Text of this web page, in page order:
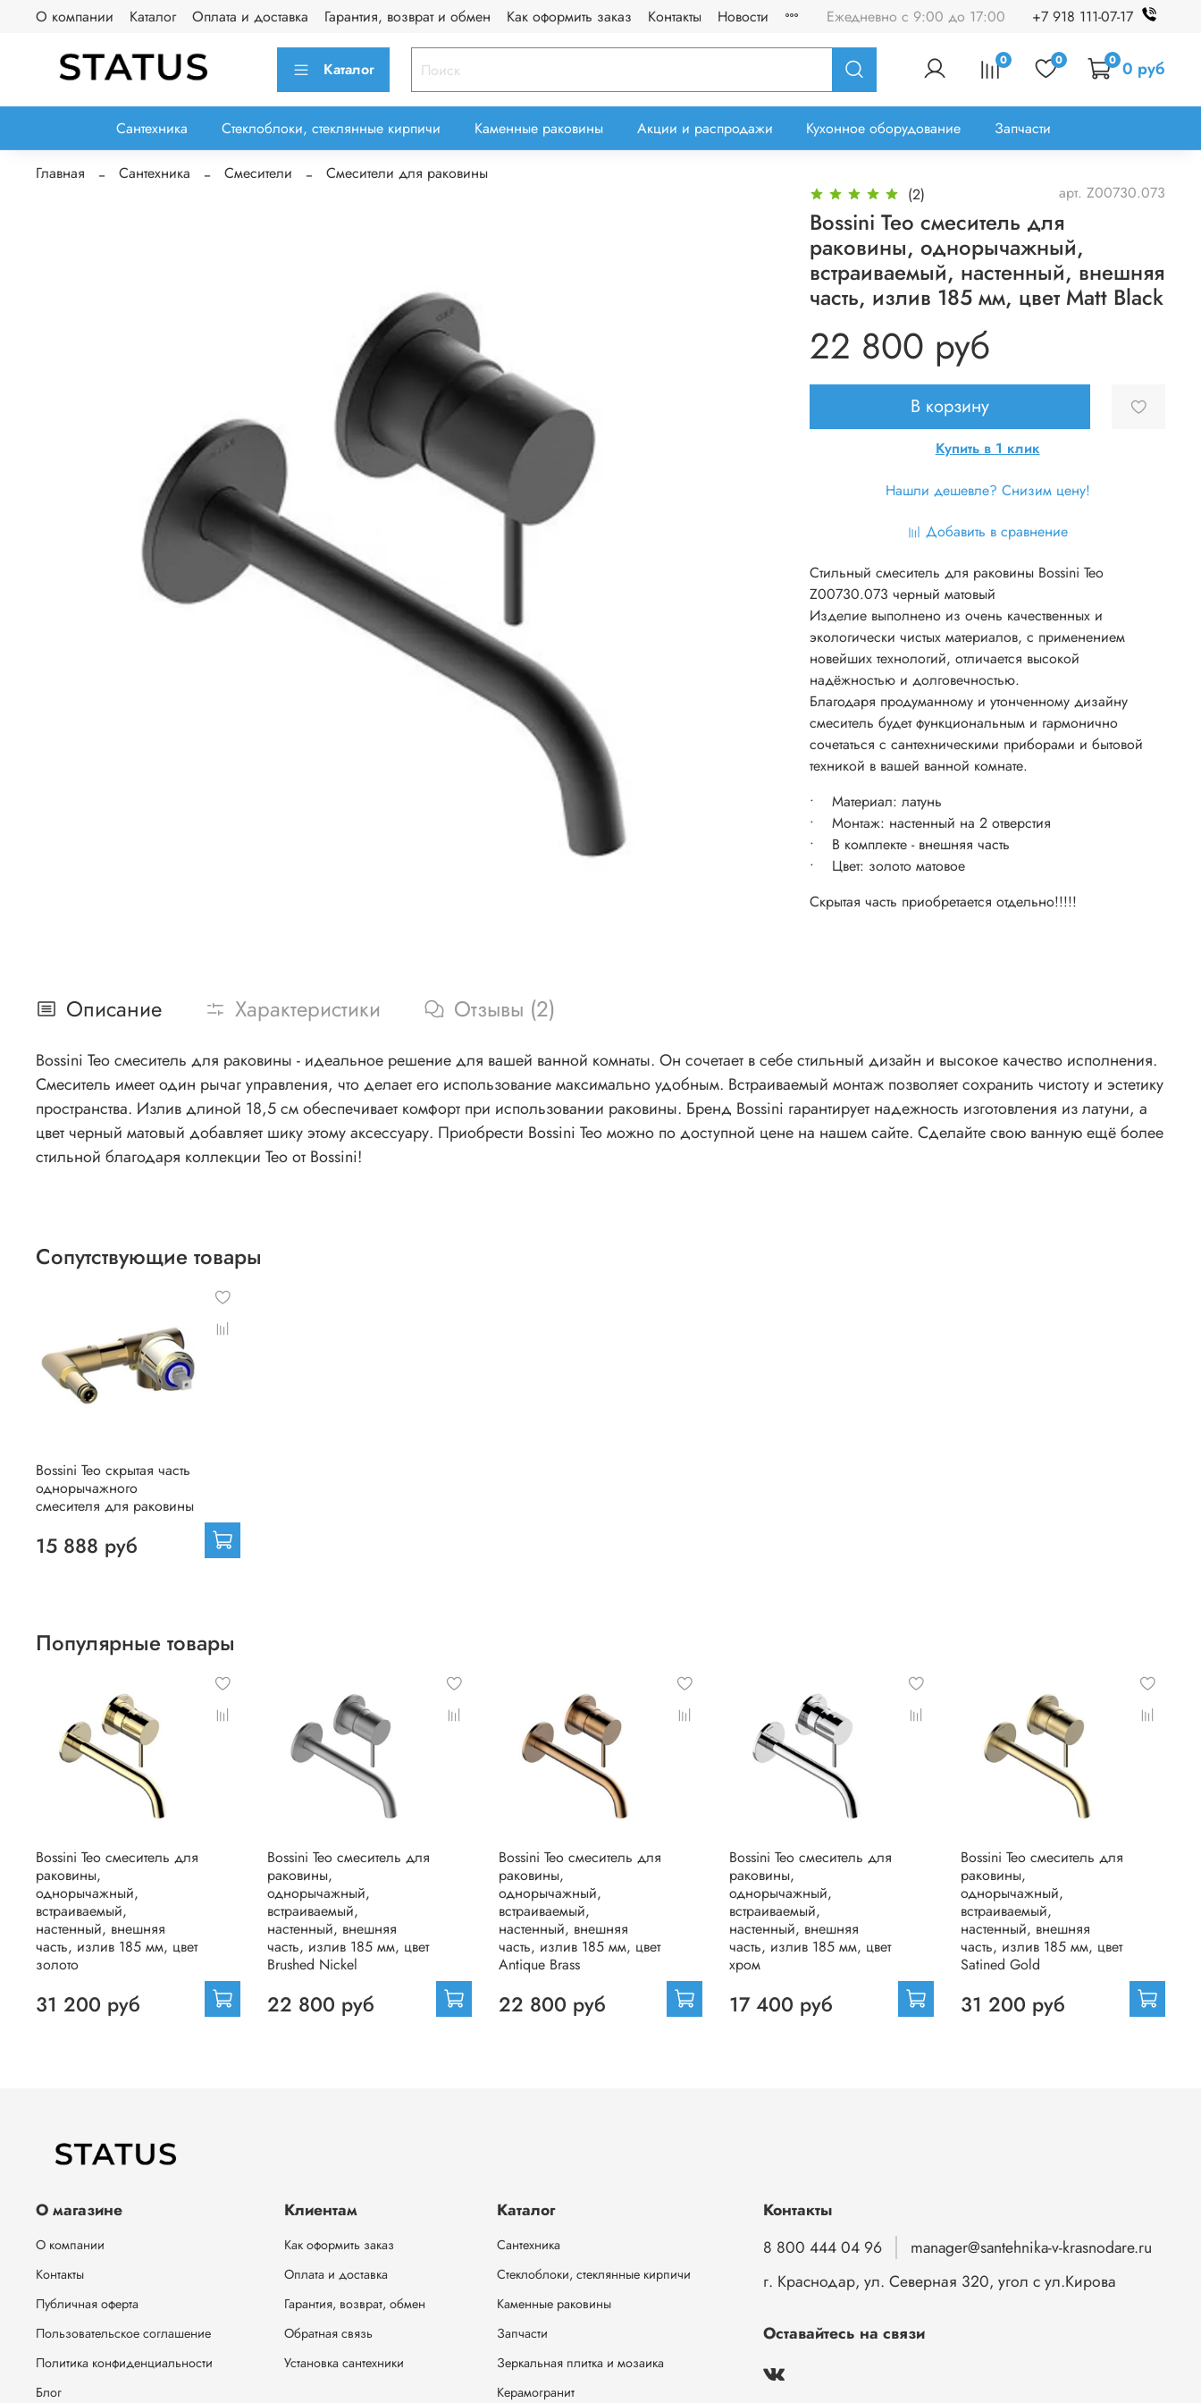
О компании Каталог Оплата и доставка Гарантия, возврат и обмен Как оформить заказ Контакты Новости Ежедневно с 9:00 до 17:00 +7 918 111-07-17
Каталог 0 0 0 0 руб
Сантехника Стеклоблоки, стеклянные кирпичи Каменные раковины Акции и распродажи Кухонное оборудование Запчасти
Главная Сантехника Смесители
Смесители для раковины
(2)
арт. Z00730.073
Bossini Teo смеситель для
раковины, однорычажный,
встраиваемый, настенный, внешняя
часть, излив 185 мм, цвет Matt Black
22 800 руб
В корзину
Купить в 1 клик
Нашли дешевле? Снизим цену!
Добавить в сравнение
Стильный смеситель для раковины Bossini Teo
Z00730.073 черный матовый
Изделие выполнено из очень качественных и
экологически чистых материалов, с применением
новейших технологий, отличается высокой
надёжностью и долговечностью.
Благодаря продуманному и утонченному дизайну
смеситель будет функциональным и гармонично
сочетаться с сантехническими приборами и бытовой
техникой в вашей ванной комнате.
• Материал: латунь
• Монтаж: настенный на 2 отверстия
• В комплекте - внешняя часть
• Цвет: золото матовое
Скрытая часть приобретается отдельно!!!!!
Описание Характеристики Отзывы (2)
Bossini Teo смеситель для раковины - идеальное решение для вашей ванной комнаты. Он сочетает в себе стильный дизайн и высокое качество исполнения.
Смеситель имеет один рычаг управления, что делает его использование максимально удобным. Встраиваемый монтаж позволяет сохранить чистоту и эстетику
пространства. Излив длиной 18,5 см обеспечивает комфорт при использовании раковины. Бренд Bossini гарантирует надежность изготовления из латуни, а
цвет черный матовый добавляет шику этому аксессуару. Приобрести Bossini Teo можно по доступной цене на нашем сайте. Сделайте свою ванную ещё более
стильной благодаря коллекции Teo от Bossini!
Сопутствующие товары
Bossini Teo скрытая часть
однорычажного
смесителя для раковины
15 888 руб
Популярные товары
Bossini Teo смеситель для
раковины,
однорычажный,
встраиваемый,
настенный, внешняя
часть, излив 185 мм, цвет
золото
31 200 руб
Bossini Teo смеситель для
раковины,
однорычажный,
встраиваемый,
настенный, внешняя
часть, излив 185 мм, цвет
Brushed Nickel
22 800 руб
Bossini Teo смеситель для
раковины,
однорычажный,
встраиваемый,
настенный, внешняя
часть, излив 185 мм, цвет
Antique Brass
22 800 руб
Bossini Teo смеситель для
раковины,
однорычажный,
встраиваемый,
настенный, внешняя
часть, излив 185 мм, цвет
хром
17 400 руб
Bossini Teo смеситель для
раковины,
однорычажный,
встраиваемый,
настенный, внешняя
часть, излив 185 мм, цвет
Satined Gold
31 200 руб
О магазине
О компании
Контакты
Публичная оферта
Пользовательское соглашение
Политика конфиденциальности
Блог
Клиентам
Как оформить заказ
Оплата и доставка
Гарантия, возврат, обмен
Обратная связь
Установка сантехники
Каталог
Сантехника
Стеклоблоки, стеклянные кирпичи
Каменные раковины
Запчасти
Зеркальная плитка и мозаика
Керамогранит
Контакты
8 800 444 04 96
manager@santehnika-v-krasnodare.ru
г. Краснодар, ул. Северная 320, угол с ул.Кирова
Оставайтесь на связи